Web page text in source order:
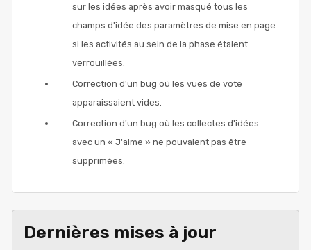
sur les idées après avoir masqué tous les
champs d'idée des paramètres de mise en page
si les activités au sein de la phase étaient
verrouillées.
Correction d'un bug où les vues de vote
apparaissaient vides.
Correction d'un bug où les collectes d'idées
avec un « J'aime » ne pouvaient pas être
supprimées.
Dernières mises à jour